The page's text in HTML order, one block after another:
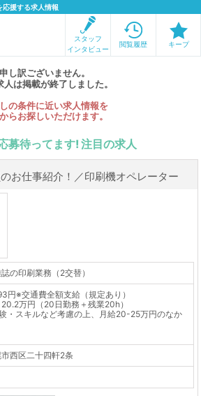
援する求人情報
スタッフ
インタビュー
閲覧履歴 キープ
申し訳ございません。
人は掲載が終了しました。
の条件に近い求人情報を
らお探しいただけます。
募待ってます! 注目の求人
お仕事紹介！／印刷機オペレーター
の印刷業務（2交替）
円※交通費全額支給（規定あり）
20.2万円（20日勤務＋残業20h）
・スキルなど考慮の上、月給20-25万円のなか
西区二十四軒2条